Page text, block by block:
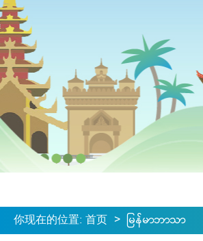
你现在的位置: 首页 > မြန်မာဘာသာ